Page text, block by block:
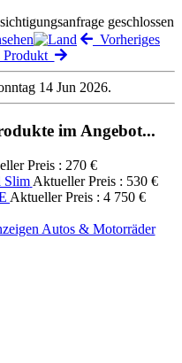
geschlossen
Vorheriges
Produkt
14 Jun 2026.
im Angebot...
Preis : 270 €
Aktueller Preis : 530 €
Aktueller Preis : 4 750 €
Autos & Motorräder